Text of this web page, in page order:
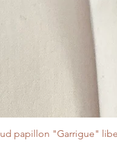
papillon "Garrigue"